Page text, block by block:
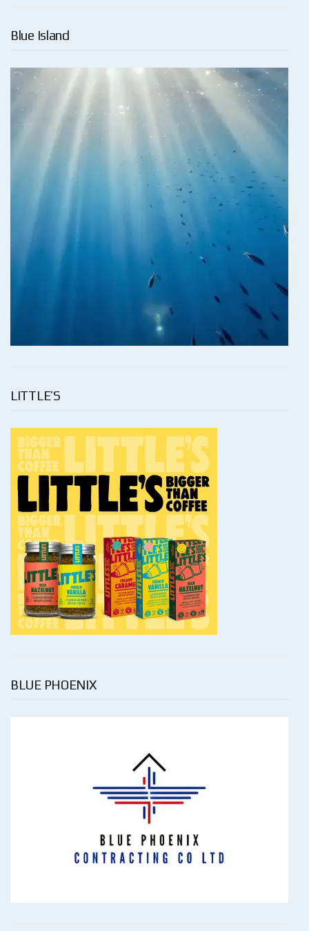
Blue Island
LITTLE’S
BLUE PHOENIX